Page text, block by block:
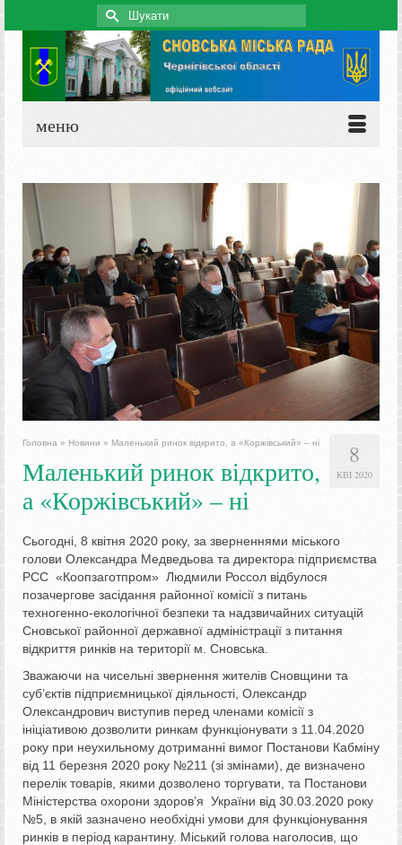
Search
for:
меню
8
КВІ 2020
Головна » Новини » Маленький ринок відкрито, а «Коржівський» – ні
Маленький ринок відкрито,
а «Коржівський» – ні
Сьогодні, 8 квітня 2020 року, за зверненнями міського
голови Олександра Медведьова та директора підприємства
РСС «Коопзаготпром» Людмили Россол відбулося
позачергове засідання районної комісії з питань
техногенно-екологічної безпеки та надзвичайних ситуацій
Сновської районної державної адміністрації з питання
відкриття ринків на території м. Сновська.
Зважаючи на чисельні звернення жителів Сновщини та
суб’єктів підприємницької діяльності, Олександр
Олександрович виступив перед членами комісії з
ініціативою дозволити ринкам функціонувати з 11.04.2020
року при неухильному дотриманні вимог Постанови Кабміну
від 11 березня 2020 року №211 (зі змінами), де визначено
перелік товарів, якими дозволено торгувати, та Постанови
Міністерства охорони здоровʼя України від 30.03.2020 року
№5, в якій зазначено необхідні умови для функціонування
ринків в період карантину. Міський голова наголосив, що